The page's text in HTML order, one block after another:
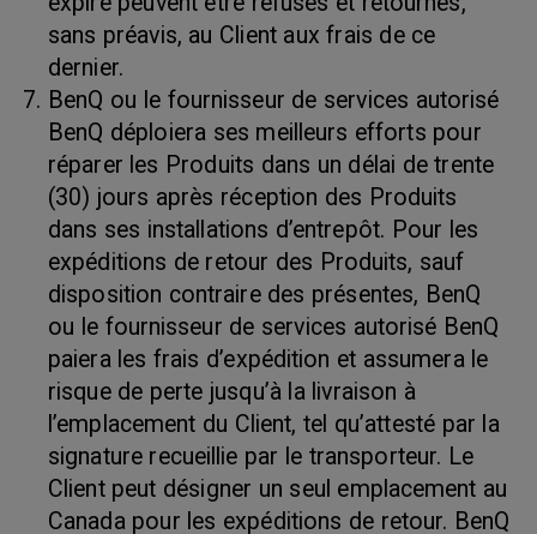
sans préavis, au Client aux frais de ce
dernier.
BenQ ou le fournisseur de services autorisé
BenQ déploiera ses meilleurs efforts pour
réparer les Produits dans un délai de trente
(30) jours après réception des Produits
dans ses installations d’entrepôt. Pour les
expéditions de retour des Produits, sauf
disposition contraire des présentes, BenQ
ou le fournisseur de services autorisé BenQ
paiera les frais d’expédition et assumera le
risque de perte jusqu’à la livraison à
l’emplacement du Client, tel qu’attesté par la
signature recueillie par le transporteur. Le
Client peut désigner un seul emplacement au
Canada pour les expéditions de retour. BenQ